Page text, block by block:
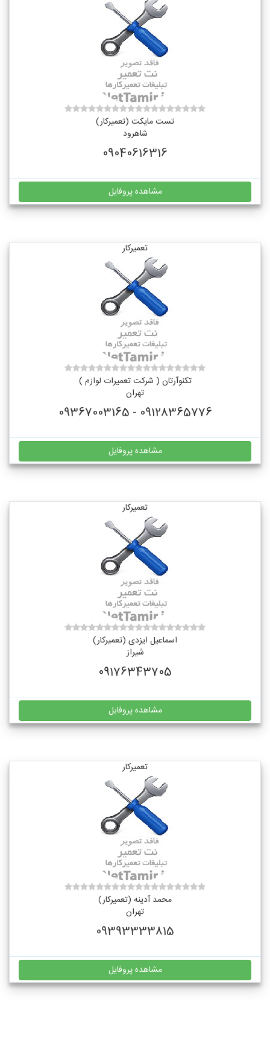
تست مایکت (تعمیرکار)
شاهرود
09040616316
مشاهده پروفایل
تعمیرکار
تکنوآرتان ( شرکت تعمیرات لوازم )
تهران
09128365776 - 09367003165
مشاهده پروفایل
تعمیرکار
اسماعیل ایزدی (تعمیرکار)
شیراز
09176343705
مشاهده پروفایل
تعمیرکار
محمد آدینه (تعمیرکار)
تهران
09393333815
مشاهده پروفایل